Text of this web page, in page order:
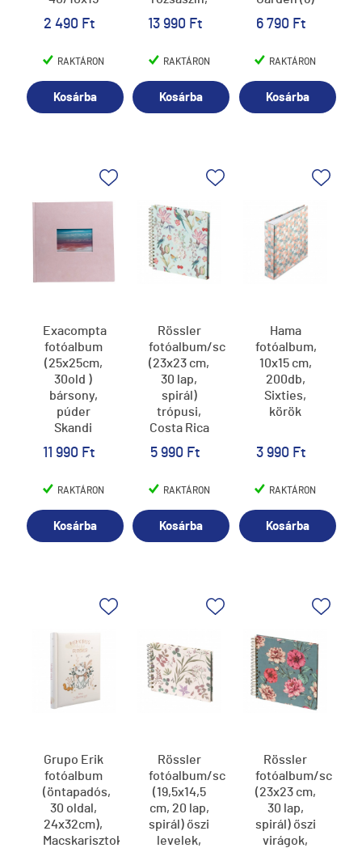
2 490 Ft
RAKTÁRON
Kosárba
levélmintás
13 990 Ft
RAKTÁRON
Kosárba
6 790 Ft
RAKTÁRON
Kosárba
Exacompta
fotóalbum
(25x25cm,
30old )
bársony,
púder
Skandi
11 990 Ft
RAKTÁRON
Kosárba
Rössler
fotóalbum/scrapbook
(23x23 cm,
30 lap,
spirál)
trópusi,
Costa Rica
(6)
5 990 Ft
RAKTÁRON
Kosárba
Hama
fotóalbum,
10x15 cm,
200db,
Sixties,
körök
3 990 Ft
RAKTÁRON
Kosárba
Grupo Erik
fotóalbum
(öntapadós,
30 oldal,
24x32cm),
Macskarisztokraták
Rössler
fotóalbum/scrapbook
(19,5x14,5
cm, 20 lap,
spirál) őszi
levelek,
Rössler
fotóalbum/
(23x23 cm,
30 lap,
spirál) őszi
virágok,